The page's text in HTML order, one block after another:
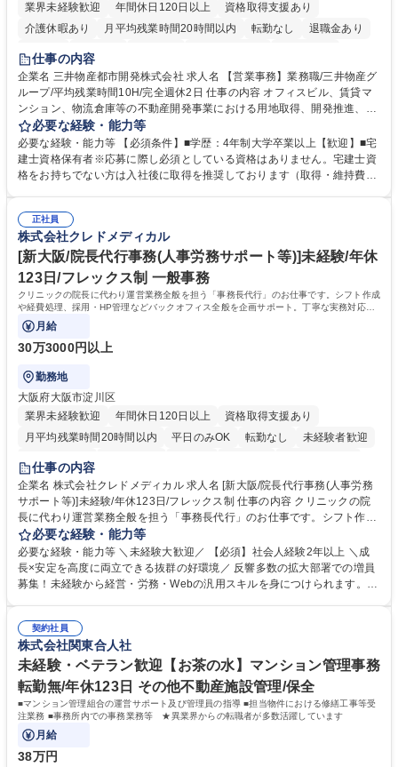
業界未経験歓迎
年間休日120日以上
資格取得支援あり
介護休暇あり
月平均残業時間20時間以内 転勤なし
退職金あり
在宅OK
賞与あり
駅近5分以内
土日祝休み 寮・社宅あり
仕事の内容
企業名 三井物産都市開発株式会社 求人名 【営業事務】業務職/三井物産グ
ループ/平均残業時間10H/完全週休2日 仕事の内容 オフィスビル、賃貸マ
ンション、物流倉庫等の不動産開発事業における用地取得、開発推進、賃
貸運営、売却、仲介・活用提案等を行う営業部門において事務業務を担当
いただきます。 【詳細】・契約書管理、契約書製本、捺印対応、ファイリ
ング、登記簿取得、調書取得・支払業務（各種費用支払、支払管理、請
求・支払データ登録、取引先マスター申請対応）・予算作成及び予実管
の他に担当頂く業務が発生する場合があります。 募集職種 【営業事務】
業務職/三井物産グループ/平均残業時間10H/完全週休2日
必要な経験・能力等
必要な経験・能力等 【必須条件】■学歴：4年制大学卒業以上【歓迎】■宅
建士資格保有者※応募に際し必須としている資格はありません。宅建士資
格をお持ちでない方は入社後に取得を推奨しております（取得・維持費用
ション力がある方。 ・チャレンジを厭わず、粘り強く業務に取り組める
方。多様な関係者と謙虚に信頼関係を構築でき、期限を意識したスケジュ
ール管理が出来る方。※将来的に他部署（営業部門、コーポレート部門）
へのジョブローテーションの可能性があります。 学歴・資格 学歴：大学
院 大学 語学力： 資格：宅地建物取引士
正社員
株式会社クレドメディカル
[新大阪/院長代行事務(人事労務サポート等)]未経験/年休
123日/フレックス制 一般事務
クリニックの院長に代わり運営業務全般を担う「事務長代行」のお仕事です。シフト作成
や経費処理、採用・HP管理などバックオフィス全般を企画サポート。丁寧な実務対応で
現場を支え、専門スキルを構築できます。
月給
30万3000円以上
勤務地
大阪府大阪市淀川区
業界未経験歓迎
年間休日120日以上
資格取得支援あり
月平均残業時間20時間以内
平日のみOK 転勤なし
未経験者歓迎
住宅手当あり
交通費支給
駅近5分以内 土日祝休み 昼食補助あり
仕事の内容
企業名 株式会社クレドメディカル 求人名 [新大阪/院長代行事務(人事労務
サポート等)]未経験/年休123日/フレックス制 仕事の内容 クリニックの院
長に代わり運営業務全般を担う「事務長代行」のお仕事です。シフト作成
や経費処理、採用・HP管理などバックオフィス全般を企画サポート。丁
寧な実務対応で現場を支え、専門スキルを構築できます。 当社の開業医支
援のコンサルタントと連携し、開業後クリニックのバックオフィス全般を
担当します。 ＼具体的には／ ■スタッフのシフト作成、日々の経費処理 ■
です。基本は社内勤務でクリニック訪問はほとんどありません。 募集職種
[新大阪/院長代行事務(人事労務サポート等)]未経験/年休123日/フレックス
制
必要な経験・能力等
必要な経験・能力等 ＼未経験大歓迎／ 【必須】社会人経験2年以上 ＼成
長×安定を高度に両立できる抜群の好環境／ 反響多数の拡大部署での増員
募集！未経験から経営・労務・Webの汎用スキルを身につけられます。初
すさも抜群。転勤なしの新大阪本社勤務で、安定した事業基盤のもと腰を
据えて長期的キャリアを構築できます。 学歴・資格 学歴：大学院 大学 語
学力： 資格：
契約社員
株式会社関東合人社
未経験・ベテラン歓迎【お茶の水】マンション管理事務
転勤無/年休123日 その他不動産施設管理/保全
■マンション管理組合の運営サポート及び管理員の指導 ■担当物件における修繕工事等受
注業務 ■事務所内での事務業務等 ★異業界からの転職者が多数活躍しています
月給
38万円